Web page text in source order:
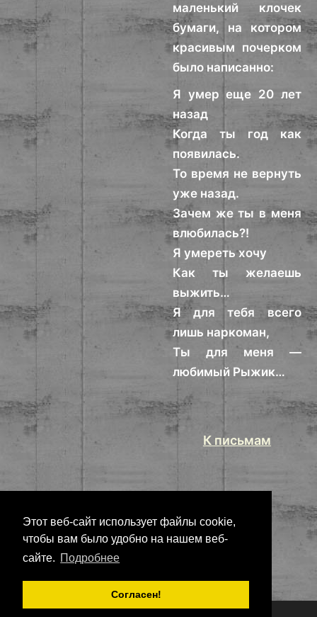
Этот веб-сайт использует файлы cookie,
чтобы вам было удобно на нашем веб-
сайте. Подробнее
Согласен!
маленький клочек
бумаги, на котором
красивым почерком
было написанно:
Я умер еще 20 лет
назад
Когда ты год как
появилась.
То время не вернуть
уже назад.
Зачем же ты в меня
влюбилась?!
Я умереть хочу
Как ты желаешь
выжить…
Я для тебя всего
лишь наркоман,
Ты для меня —
любимый Рыжик…
К письмам